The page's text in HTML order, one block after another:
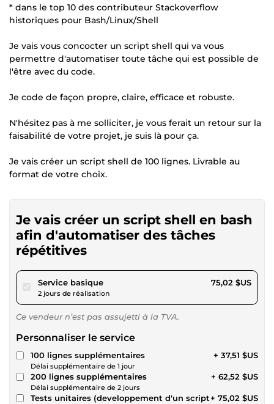
* dans le top 10 des contributeur Stackoverflow
historiques pour Bash/Linux/Shell
Je vais vous concocter un script shell qui va vous
permettre d'automatiser toute tâche qui est possible de
l'être avec du code.
Je code de façon propre, claire, efficace et robuste.
N'hésitez pas à me solliciter, je vous ferait un retour sur la
faisabilité de votre projet, je suis là pour ça.
Je vais créer un script shell de 100 lignes. Livrable au
format de votre choix.
Je vais créer un script shell en bash
afin d'automatiser des tâches
répétitives
Service basiquepour 69,14 $US
2 jours de réalisation
75,02 $US
Ce vendeur n’est pas assujetti à la TVA.
Personnaliser le service
100 lignes supplémentaires
Délai supplémentaire de 1 jour
+ 37,51 $US
200 lignes supplémentaires
Délai supplémentaire de 2 jours
+ 62,52 $US
Tests unitaires (developpement d'un script+ 75,02 $US